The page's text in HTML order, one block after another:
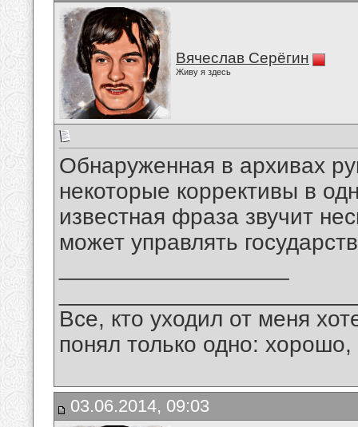
Вячеслав Серёгин
Живу я здесь
Обнаруженная в архивах
некоторые коррективы в
известная фраза звучит
может управлять
Все, кто уходил от меня
понял только одно:
03.06.2014, 09:03